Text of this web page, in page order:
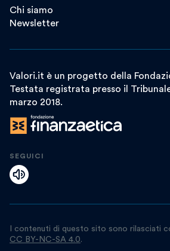
Chi siamo
Newsletter
Valori.it è un progetto della
Testata registrata presso il
marzo 2018.
SEGUICI
I contenuti di questo sito sono rilasciati
CC BY-NC-SA 4.0.